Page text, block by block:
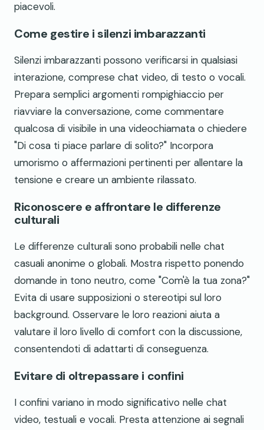
piacevoli.
Come gestire i silenzi imbarazzanti
Silenzi imbarazzanti possono verificarsi in qualsiasi
interazione, comprese chat video, di testo o vocali.
Prepara semplici argomenti rompighiaccio per
riavviare la conversazione, come commentare
qualcosa di visibile in una videochiamata o chiedere
"Di cosa ti piace parlare di solito?" Incorpora
umorismo o affermazioni pertinenti per allentare la
tensione e creare un ambiente rilassato.
Riconoscere e affrontare le differenze
culturali
Le differenze culturali sono probabili nelle chat
casuali anonime o globali. Mostra rispetto ponendo
domande in tono neutro, come "Com'è la tua zona?"
Evita di usare supposizioni o stereotipi sul loro
background. Osservare le loro reazioni aiuta a
valutare il loro livello di comfort con la discussione,
consentendoti di adattarti di conseguenza.
Evitare di oltrepassare i confini
I confini variano in modo significativo nelle chat
video, testuali e vocali. Presta attenzione ai segnali